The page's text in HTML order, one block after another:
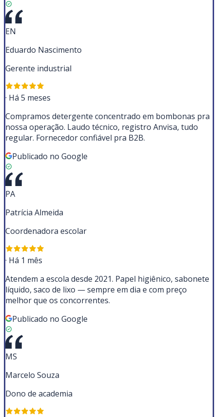
EN
Eduardo Nascimento
Gerente industrial
· Há 5 meses
Compramos detergente concentrado em bombonas pra
nossa operação. Laudo técnico, registro Anvisa, tudo
regular. Fornecedor confiável pra B2B.
Publicado no Google
PA
Patrícia Almeida
Coordenadora escolar
· Há 1 mês
Atendem a escola desde 2021. Papel higiênico, sabonete
líquido, saco de lixo — sempre em dia e com preço
melhor que os concorrentes.
Publicado no Google
MS
Marcelo Souza
Dono de academia